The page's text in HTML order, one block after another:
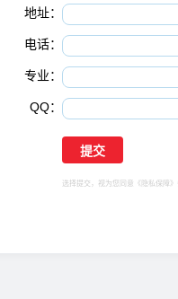
地址：
电话：
专业：
QQ：
选择提交，视为您同意 《隐私保障》